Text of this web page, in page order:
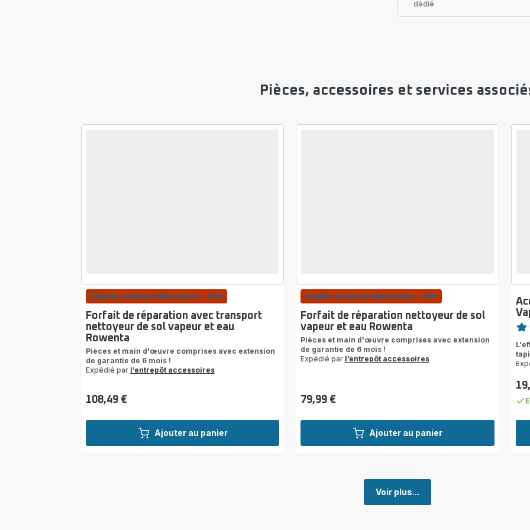
dédié
Pièces, accessoires et services
Ajouter au panier
Eligible au Bonus Réparation : -20€
Forfait de réparation avec transport
nettoyeur de sol vapeur et eau
Rowenta
Pièces et main d'œuvre comprises avec extension
de garantie de 6 mois !
Expédié par l’entrepôt accessoires
Prix
108,49 €
Ajouter au panier
Eligible au Bonus Réparation : -20€
Forfait de réparation nettoyeur de sol
vapeur et eau Rowenta
Pièces et main d'œuvre comprises avec extension
de garantie de 6 mois !
Expédié par l’entrepôt accessoires
Prix
79,99 €
Note
5
Prix
Voir plus...